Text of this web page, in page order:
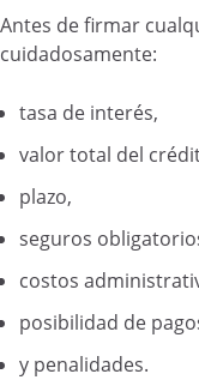
Antes de firmar
cuidadosamente:
tasa de interés,
valor total del
plazo,
seguros
costos
posibilidad de
y penalidades.